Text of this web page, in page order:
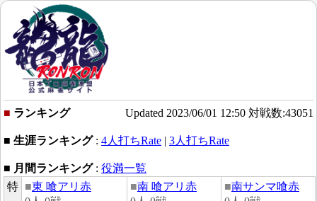
■ ランキング Updated 2023/06/01 12:50 対戦数:43051
■ 生涯ランキング: 4人打ちRate | 3人打ちRate
■ 月間ランキング: 役満一覧
特 ■東 喰アリ赤
■南 喰アリ赤
■南サンマ喰赤